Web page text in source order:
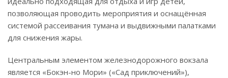
позволяющая проводить мероприятия и оснащённая
системой рассеивания тумана и выдвижными палатками
для снижения жары.
Центральным элементом железнодорожного вокзала
является «Бокэн-но Мори» («Сад приключений»),